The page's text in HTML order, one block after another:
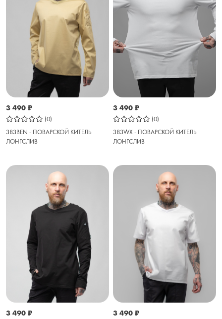
3 490 ₽
(0)
383BEN - ПОВАРСКОЙ КИТЕЛЬ
ЛОНГСЛИВ
3 490 ₽
(0)
383WX - ПОВАРСКОЙ КИТЕЛЬ
ЛОНГСЛИВ
3 490 ₽ 3 490 ₽